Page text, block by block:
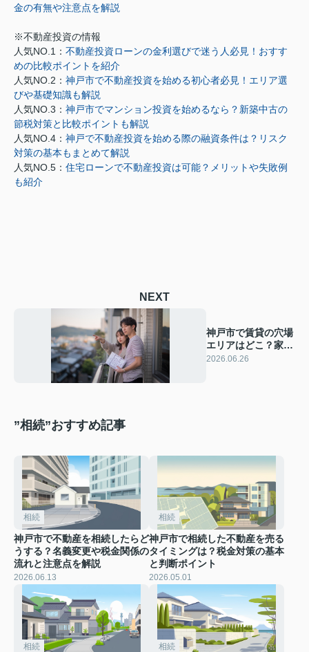
金の有無や注意点を解説
※不動産投資の情報
人気NO.1： 不動産投資ローンの金利選びで迷う人必見！おすす
めの比較ポイントを紹介
人気NO.2： 神戸市で不動産投資を始める初心者必見！エリア選
びや基礎知識も解説
人気NO.3： 神戸市でマンション投資を始めるなら？新築中古の
節税対策と比較ポイントも解説
人気NO.4： 神戸で不動産投資を始める際の融資条件は？リスク
対策の基本もまとめて解説
人気NO.5： 住宅ローンで不動産投資は可能？メリットや失敗例
も紹介
NEXT
神戸市で賃貸の穴場
エリアはどこ？家賃
相場から見極めるポ
2026.06.26
”相続”おすすめ記事
相続
神戸市で不動産を相続したらど
うする？名義変更や税金関係の
流れと注意点を解説
2026.06.13
相続
神戸市で相続した不動産を売る
タイミングは？税金対策の基本
と判断ポイント
2026.05.01
相続 相続